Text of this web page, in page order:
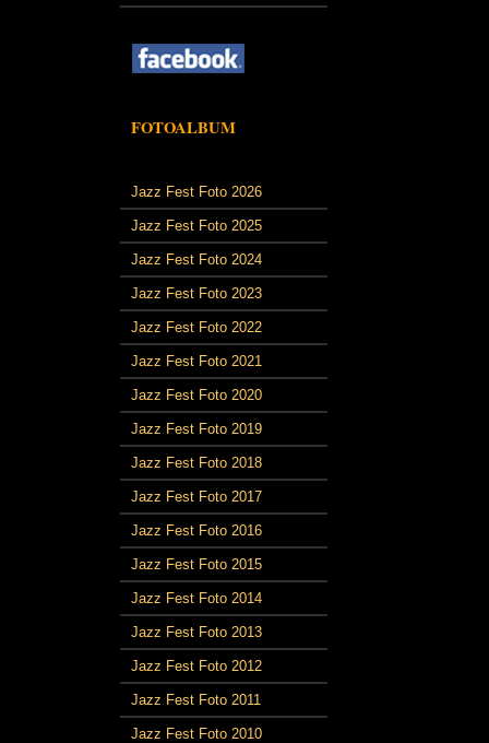
FOTOALBUM
Jazz Fest Foto 2026
Jazz Fest Foto 2025
Jazz Fest Foto 2024
Jazz Fest Foto 2023
Jazz Fest Foto 2022
Jazz Fest Foto 2021
Jazz Fest Foto 2020
Jazz Fest Foto 2019
Jazz Fest Foto 2018
Jazz Fest Foto 2017
Jazz Fest Foto 2016
Jazz Fest Foto 2015
Jazz Fest Foto 2014
Jazz Fest Foto 2013
Jazz Fest Foto 2012
Jazz Fest Foto 2011
Jazz Fest Foto 2010